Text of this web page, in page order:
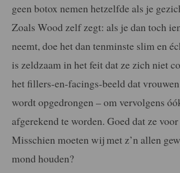
geen botox nemen hetzelfde als je
Zoals Wood zelf zegt: als je dan toch
neemt, doe het dan tenminste slim en
is zeldzaam in het feit dat ze zich niet
het fillers-en-facings-beeld dat
wordt opgedrongen – om vervolgens
afgerekend te worden. Goed dat ze
Misschien moeten wij met z’n allen
mond houden?